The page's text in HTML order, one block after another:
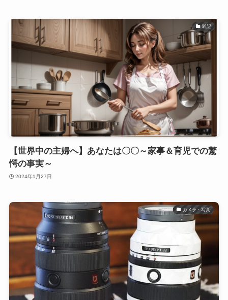
雑記
【世界中の主婦へ】あなたは〇〇～家事＆育児での驚
愕の事実～
2024年1月27日
カメラ・写真